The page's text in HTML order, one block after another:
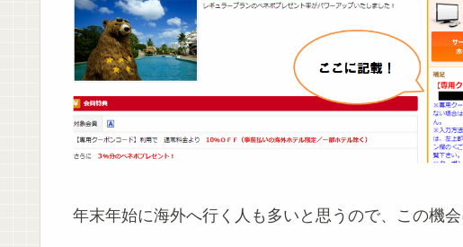
年末年始に海外へ行く人も多いと思うので、この機会